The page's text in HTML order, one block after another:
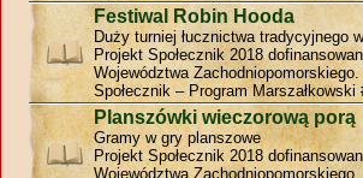
Festiwal Robin Hooda
Duży turniej łucznictwa tradycyjnego
Projekt Społecznik 2018
Województwa Zachodniopomorskiego.
Społecznik – Program
Planszówki wieczorową porą
Gramy w gry planszowe
Projekt Społecznik 2018
Województwa Zachodniopomorskiego.